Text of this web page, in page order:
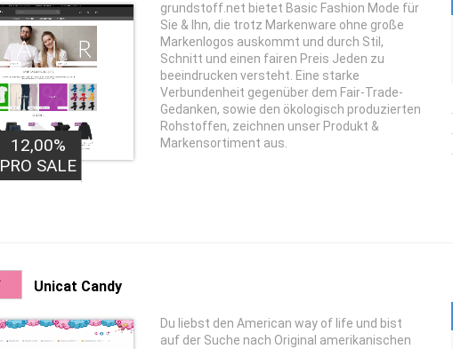
12,00%
PRO SALE
grundstoff.net bietet Basic Fashion Mode für
Sie & Ihn, die trotz Markenware ohne große
Markenlogos auskommt und durch Stil,
Schnitt und einen fairen Preis Jeden zu
beeindrucken versteht. Eine starke
Verbundenheit gegenüber dem Fair-Trade-
Gedanken, sowie den ökologisch produzierten
Rohstoffen, zeichnen unser Produkt &
Markensortiment aus.
Unicat Candy
Du liebst den American way of life und bist
auf der Suche nach Original amerikanischen